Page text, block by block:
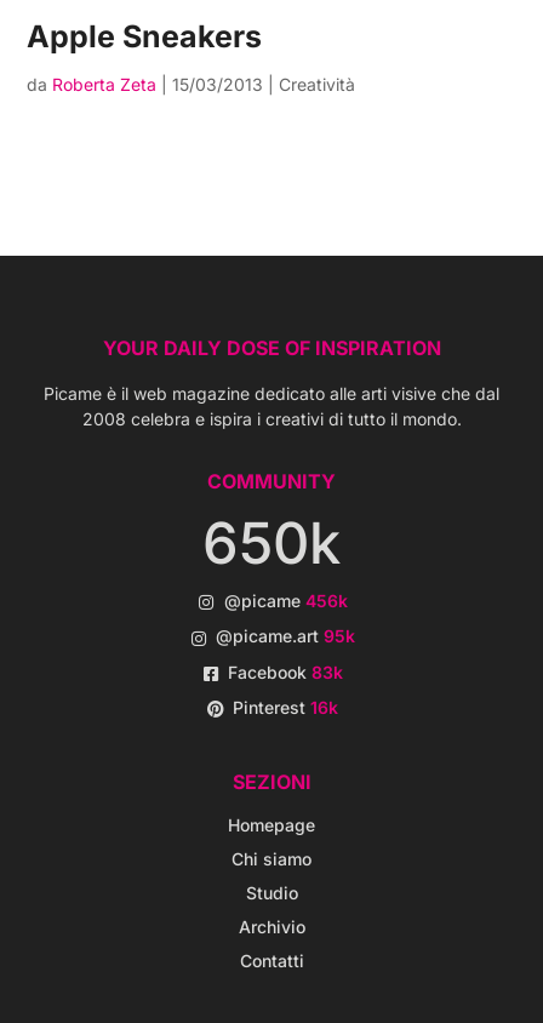
Apple Sneakers
da Roberta Zeta |15/03/2013 Creatività
YOUR DAILY DOSE OF INSPIRATION
Picame è il web magazine dedicato alle arti visive che dal
2008 celebra e ispira i creativi di tutto il mondo.
COMMUNITY
650k
@picame 456k
@picame.art95k
Facebook83k
Pinterest16k
SEZIONI
Homepage
Chi siamo
Studio
Archivio
Contatti